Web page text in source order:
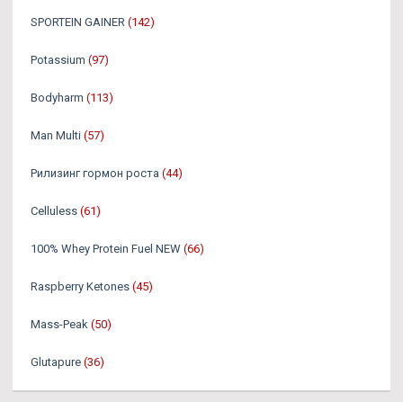
SPORTEIN GAINER (142)
Potassium (97)
Bodyharm (113)
Man Multi (57)
Рилизинг гормон роста (44)
Celluless (61)
100% Whey Protein Fuel NEW (66)
Raspberry Ketones (45)
Mass-Peak (50)
Glutapure (36)